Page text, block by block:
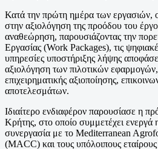
Κατά την πρώτη ημέρα των εργασιών,
στην αξιολόγηση της προόδου του
αναθεώρηση, παρουσιάζοντας την
Εργασίας (Work Packages), τις
υπηρεσίες υποστήριξης λήψης
αξιολόγηση των πιλοτικών εφαρμογών,
επιχειρηματικής αξιοποίησης,
αποτελεσμάτων.
Ιδιαίτερο ενδιαφέρον παρουσίασε η
Κρήτης, στο οποίο συμμετέχει
συνεργασία με το Mediterranean
(MACC) και τους υπόλοιπους